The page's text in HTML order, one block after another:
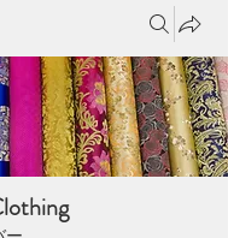
Forms Association